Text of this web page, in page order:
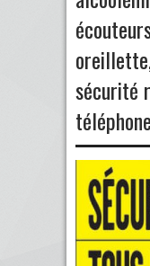
oreillette
sécurité
téléphone